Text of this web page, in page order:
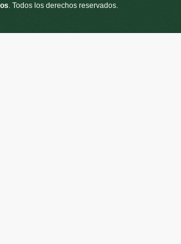
. Todos los derechos reservados.